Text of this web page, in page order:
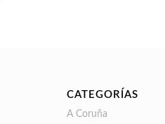
CATEGORÍAS
A Coruña